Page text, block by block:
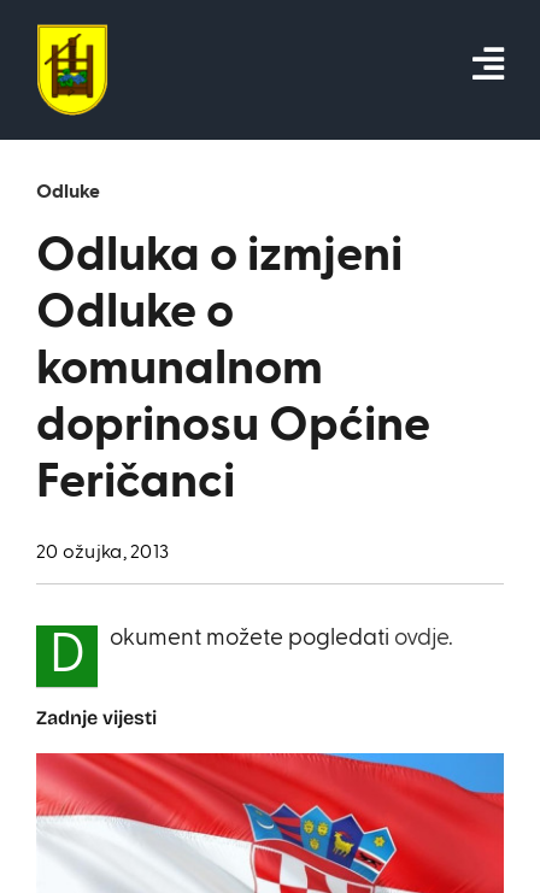
content
Odluke
Odluka o izmjeni
Odluke o
komunalnom
doprinosu Općine
Feričanci
20 ožujka, 2013
D okument možete pogledati ovdje.
Zadnje vijesti